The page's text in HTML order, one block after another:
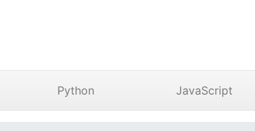
Python JavaScript